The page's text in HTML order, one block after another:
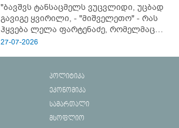
"ბავშვს ტანსაცმელს ვუცვლიდი, უცბად
გავიგე ყვირილი, - "მიშველეთო" - რას
ჰყვება ლელა ფარტენაძე, რომელმაც
ბათუმში 16 წლის ბიჭი ზღვაში
27-07-2026
პოლიტიკა
ეკონომიკა
სამართალი
მსოფლიო